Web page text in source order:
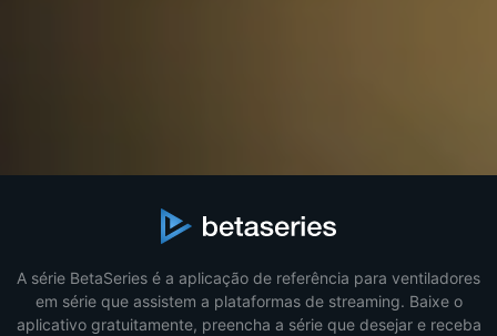
A série BetaSeries é a aplicação de referência para ventiladores
em série que assistem a plataformas de streaming. Baixe o
aplicativo gratuitamente, preencha a série que desejar e receba